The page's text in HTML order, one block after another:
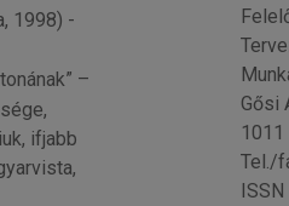
1998) -
–
ifjabb
Gősi
Tel./